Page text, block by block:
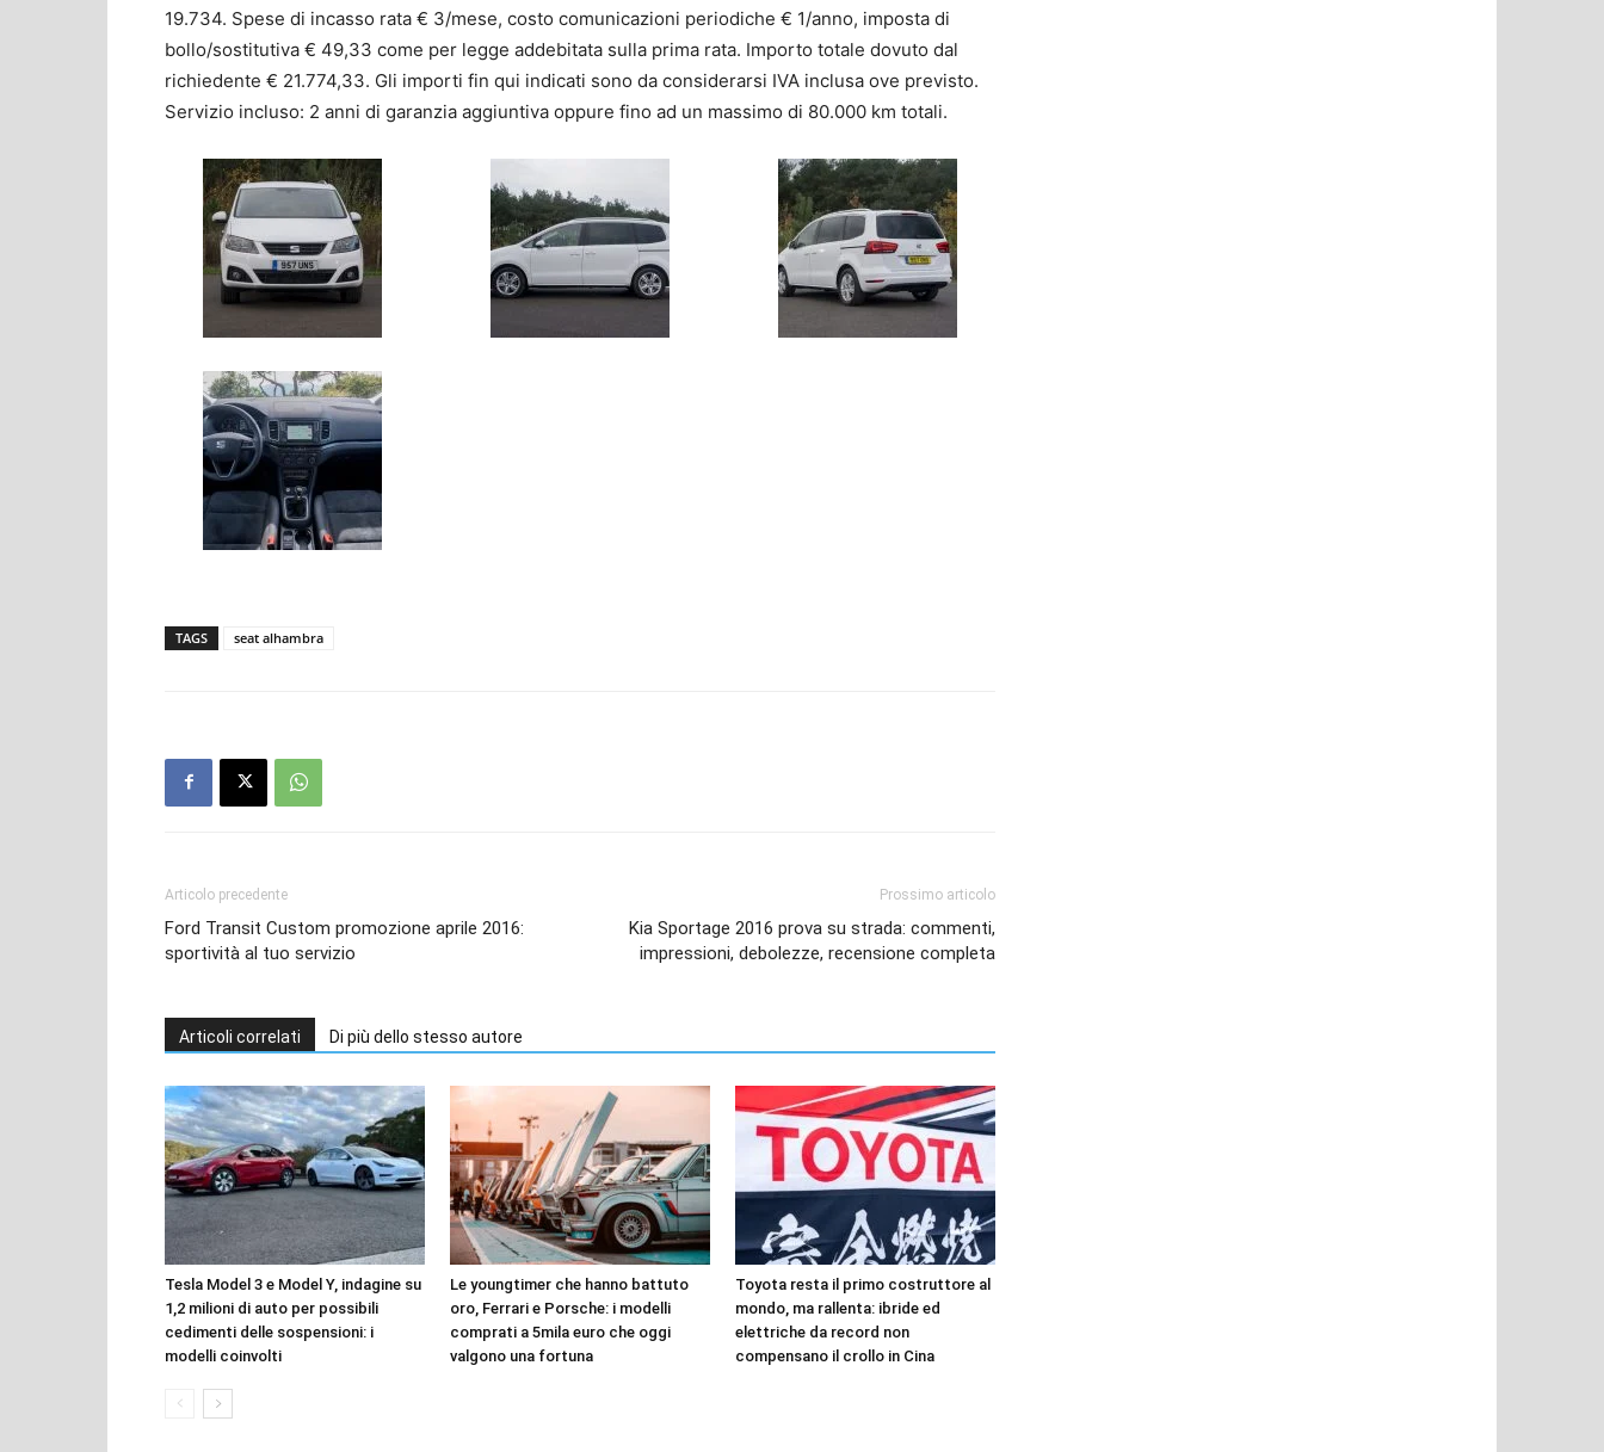
19.734. Spese di incasso rata € 3/mese, costo comunicazioni periodiche € 1/anno, imposta di
bollo/sostitutiva € 49,33 come per legge addebitata sulla prima rata. Importo totale dovuto dal
richiedente € 21.774,33. Gli importi fin qui indicati sono da considerarsi IVA inclusa ove previsto.
Servizio incluso: 2 anni di garanzia aggiuntiva oppure fino ad un massimo di 80.000 km totali.
TAGS seat alhambra
Articolo precedente
Ford Transit Custom promozione aprile 2016:
sportività al tuo servizio
Prossimo articolo
Kia Sportage 2016 prova su strada: commenti,
impressioni, debolezze, recensione completa
Articoli correlati Di più dello stesso autore
Tesla Model 3 e Model Y, indagine su
1,2 milioni di auto per possibili
cedimenti delle sospensioni: i
modelli coinvolti
Le youngtimer che hanno battuto
oro, Ferrari e Porsche: i modelli
comprati a 5mila euro che oggi
valgono una fortuna
Toyota resta il primo costruttore al
mondo, ma rallenta: ibride ed
elettriche da record non
compensano il crollo in Cina